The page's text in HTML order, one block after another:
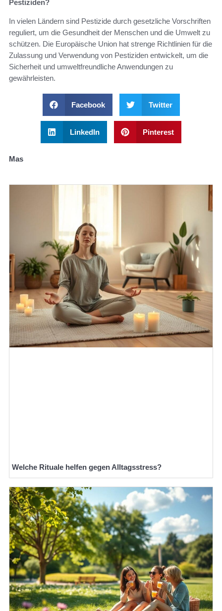
Pestiziden?
In vielen Ländern sind Pestizide durch gesetzliche Vorschriften
reguliert, um die Gesundheit der Menschen und die Umwelt zu
schützen. Die Europäische Union hat strenge Richtlinien für die
Zulassung und Verwendung von Pestiziden entwickelt, um die
Sicherheit und umweltfreundliche Anwendungen zu
gewährleisten.
Facebook Twitter
LinkedIn Pinterest
Mas
Welche Rituale helfen gegen Alltagsstress?